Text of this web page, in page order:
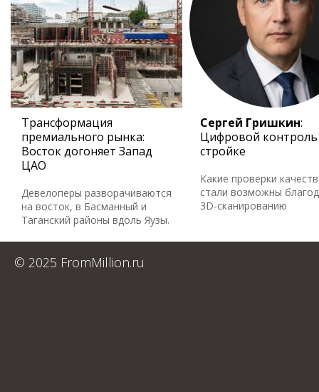
Трансформация
премиального рынка:
Восток догоняет Запад
ЦАО
Девелоперы разворачиваются
на восток, в Басманный и
Таганский районы вдоль Яузы.
Сергей Гришкин:
Цифровой
стройке
Какие проверки
стали возможны
3D-сканированию
© 2025 FromMillion.ru